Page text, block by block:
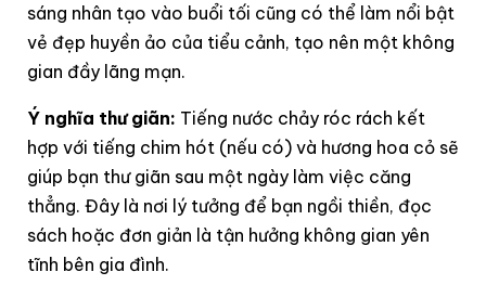
sáng nhân tạo vào buổi tối cũng có thể làm nổi bật
vẻ đẹp huyền ảo của tiểu cảnh, tạo nên một không
gian đầy lãng mạn.
Ý nghĩa thư giãn: Tiếng nước chảy róc rách kết
hợp với tiếng chim hót (nếu có) và hương hoa cỏ sẽ
giúp bạn thư giãn sau một ngày làm việc căng
thẳng. Đây là nơi lý tưởng để bạn ngồi thiền, đọc
sách hoặc đơn giản là tận hưởng không gian yên
tĩnh bên gia đình.